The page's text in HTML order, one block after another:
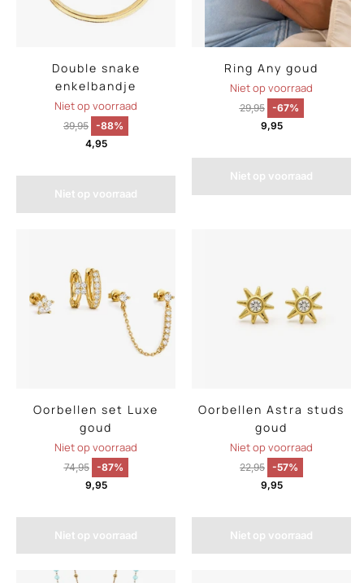
Double snake
enkelbandje
Niet op voorraad
39,95 -88%
4,95
Niet op voorraad
Ring Any goud
Niet op voorraad
29,95
-67%
9,95
Niet op voorraad
Oorbellen set Luxe
goud
Niet op voorraad
74,95
-87%
9,95
Niet op voorraad
Oorbellen Astra studs
goud
Niet op voorraad
22,95 -57%
9,95
Niet op voorraad